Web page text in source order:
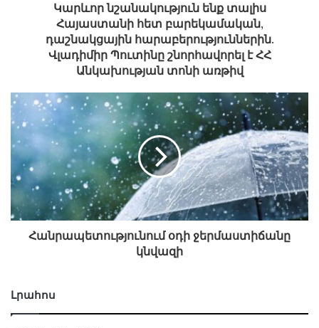
հետ։ Բայց դա ապագա չի ունենա, եթե պետք է
արվի իրական գործընկերների հետ
հարաբերությունների վատթարացման հաշվին։
Արթուր Ասատրյանը կոչ է անում լինել խոհեմ,
համախմբվել և յուրաքանչյուր քայլ անելիս ամեն
ինչից վեր դասել Հայրենիքի շահը։
Կարևոր նշանակություն ենք տալիս
Հայաստանի հետ բարեկամական,
դաշնակցային հարաբերություններին.
Վլադիմիր Պուտինը շնորհավորել է ՀՀ
Անկախության տոնի առթիվ
Հանրապետությունում օդի ջերմաստիճանը
կնվազի
Լրահոս